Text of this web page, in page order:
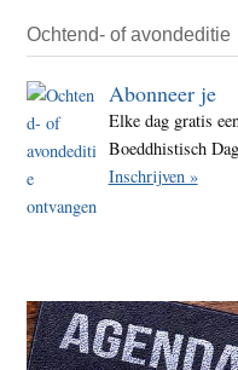
Ochtend- of avondeditie
Abonneer je
Elke dag gratis
Boeddhistisch
Inschrijven »